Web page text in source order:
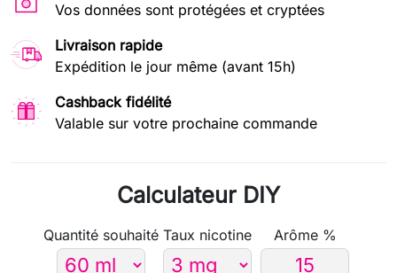
Vos données sont protégées et cryptées
Livraison rapide
Expédition le jour même (avant 15h)
Cashback fidélité
Valable sur votre prochaine commande
Calculateur DIY
Quantité souhaité Taux nicotine Arôme %